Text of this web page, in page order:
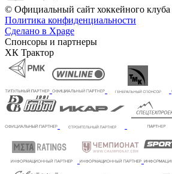
© Официальный сайт хоккейного клуба
Политика конфиденциальности
Сделано в Xpage
Спонсоры и партнеры
ХК Трактор